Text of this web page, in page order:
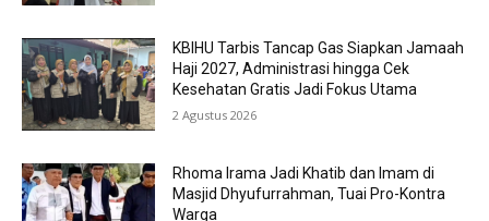
KBIHU Tarbis Tancap Gas Siapkan Jamaah
Haji 2027, Administrasi hingga Cek
Kesehatan Gratis Jadi Fokus Utama
2 Agustus 2026
Rhoma Irama Jadi Khatib dan Imam di
Masjid Dhyufurrahman, Tuai Pro-Kontra
Warga